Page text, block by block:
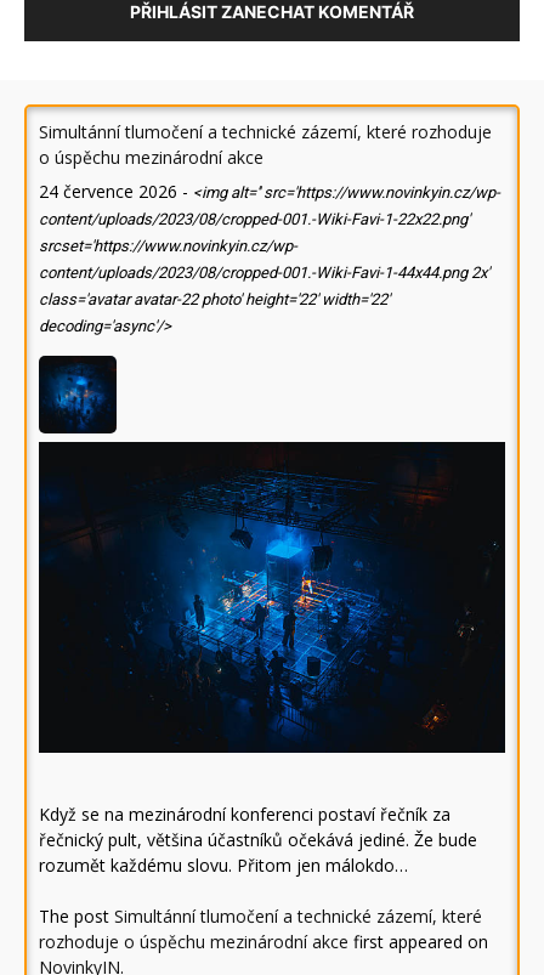
PŘIHLÁSIT ZANECHAT KOMENTÁŘ
Simultánní tlumočení a technické zázemí, které rozhoduje
o úspěchu mezinárodní akce
24 července 2026 - <img alt='' src='https://www.novinkyin.cz/wp-
content/uploads/2023/08/cropped-001.-Wiki-Favi-1-22x22.png'
srcset='https://www.novinkyin.cz/wp-
content/uploads/2023/08/cropped-001.-Wiki-Favi-1-44x44.png 2x'
class='avatar avatar-22 photo' height='22' width='22'
decoding='async'/>
Když se na mezinárodní konferenci postaví řečník za
řečnický pult, většina účastníků očekává jediné. Že bude
rozumět každému slovu. Přitom jen málokdo…
The post Simultánní tlumočení a technické zázemí, které
rozhoduje o úspěchu mezinárodní akce first appeared on
NovinkyIN.